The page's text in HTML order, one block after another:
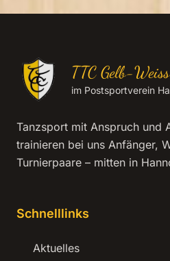
TTC Gelb-Weiss
im Postsportverein
Tanzsport mit Anspruch und
trainieren bei uns Anfänger,
Turnierpaare – mitten in
Schnelllinks
Aktuelles